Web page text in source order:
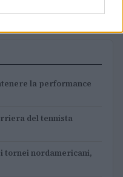
la performance
del tennista
tornei nordamericani,